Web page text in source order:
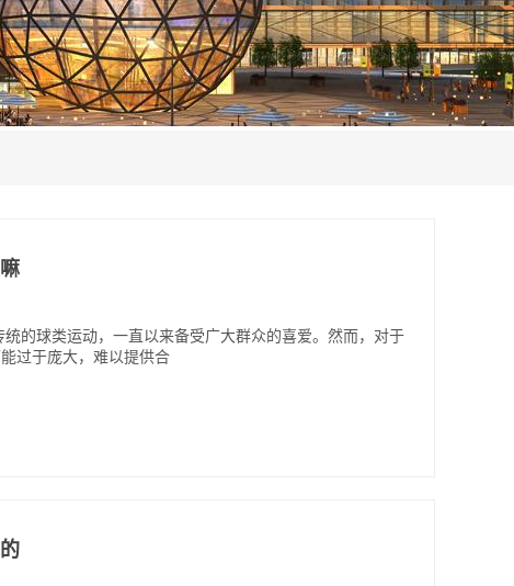
的球类运动，一直以来备受广大群众的喜爱。然而，对于
过于庞大，难以提供合